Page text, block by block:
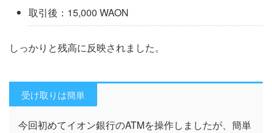
取引後：15,000 WAON
しっかりと残高に反映されました。
受け取りは簡単
今回初めてイオン銀行のATMを操作しましたが、簡単